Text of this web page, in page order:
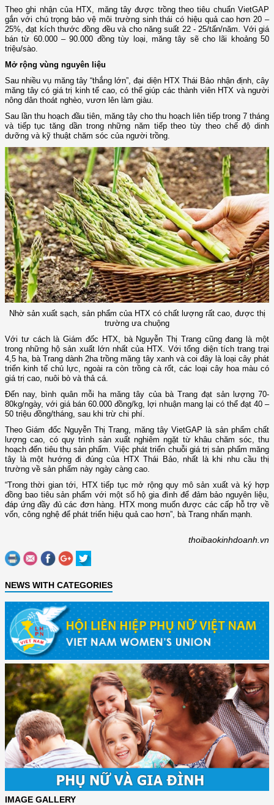
Theo ghi nhận của HTX, măng tây được trồng theo tiêu chuẩn VietGAP
gắn với chú trọng bảo vệ môi trường sinh thái có hiệu quả cao hơn 20 –
25%, đạt kích thước đồng đều và cho năng suất 22 - 25/tấn/năm. Với giá
bán từ 60.000 – 90.000 đồng tùy loại, măng tây sẽ cho lãi khoảng 50
triệu/sào.
Mở rộng vùng nguyên liệu
Sau nhiều vụ măng tây “thắng lớn”, đại diện HTX Thái Bảo nhận định, cây
măng tây có giá trị kinh tế cao, có thể giúp các thành viên HTX và người
nông dân thoát nghèo, vươn lên làm giàu.
Sau lần thu hoạch đầu tiên, măng tây cho thu hoạch liên tiếp trong 7 tháng
và tiếp tục tăng dần trong những năm tiếp theo tùy theo chế độ dinh
dưỡng và kỹ thuật chăm sóc của người trồng.
Nhờ sản xuất sạch, sản phẩm của HTX có chất lượng rất cao, được thị
trường ưa chuộng
Với tư cách là Giám đốc HTX, bà Nguyễn Thị Trang cũng đang là một
trong những hộ sản xuất lớn nhất của HTX. Với tổng diện tích trang trại
4,5 ha, bà Trang dành 2ha trồng măng tây xanh và coi đây là loại cây phát
triển kinh tế chủ lực, ngoài ra còn trồng cà rốt, các loại cây hoa màu có
giá trị cao, nuôi bò và thả cá.
Đến nay, bình quân mỗi ha măng tây của bà Trang đạt sản lượng 70-
80kg/ngày, với giá bán 60.000 đồng/kg, lợi nhuận mang lại có thể đạt 40 –
50 triệu đồng/tháng, sau khi trừ chi phí.
Theo Giám đốc Nguyễn Thị Trang, măng tây VietGAP là sản phẩm chất
lượng cao, có quy trình sản xuất nghiêm ngặt từ khâu chăm sóc, thu
hoạch đến tiêu thụ sản phẩm. Việc phát triển chuỗi giá trị sản phẩm măng
tây là một hướng đi đúng của HTX Thái Bảo, nhất là khi nhu cầu thị
trường về sản phẩm này ngày càng cao.
“Trong thời gian tới, HTX tiếp tục mở rộng quy mô sản xuất và ký hợp
đồng bao tiêu sản phẩm với một số hộ gia đình để đảm bảo nguyên liệu,
đáp ứng đầy đủ các đơn hàng. HTX mong muốn được các cấp hỗ trợ về
vốn, công nghệ để phát triển hiệu quả cao hơn”, bà Trang nhấn mạnh.
thoibaokinhdoanh.vn
NEWS WITH CATEGORIES
IMAGE GALLERY